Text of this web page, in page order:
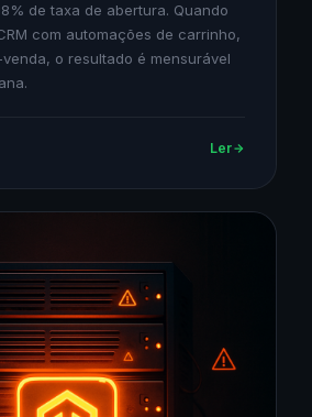
de taxa de abertura. Quando
com automações de carrinho,
o resultado é mensurável
Ler